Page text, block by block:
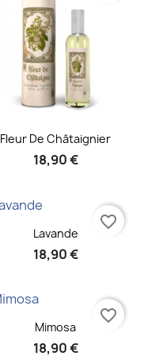
Aperçu rapide
Fleur De Châtaignier
18,90 €
Aperçu rapide
Lavande
18,90 €
favorite_border
Aperçu rapide
Mimosa
18,90 €
favorite_border